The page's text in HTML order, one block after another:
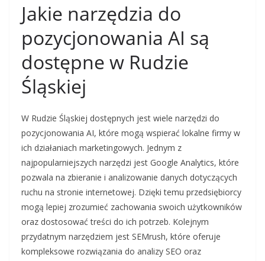
Jakie narzędzia do
pozycjonowania AI są
dostępne w Rudzie
Śląskiej
W Rudzie Śląskiej dostępnych jest wiele narzędzi do
pozycjonowania AI, które mogą wspierać lokalne firmy w
ich działaniach marketingowych. Jednym z
najpopularniejszych narzędzi jest Google Analytics, które
pozwala na zbieranie i analizowanie danych dotyczących
ruchu na stronie internetowej. Dzięki temu przedsiębiorcy
mogą lepiej zrozumieć zachowania swoich użytkowników
oraz dostosować treści do ich potrzeb. Kolejnym
przydatnym narzędziem jest SEMrush, które oferuje
kompleksowe rozwiązania do analizy SEO oraz